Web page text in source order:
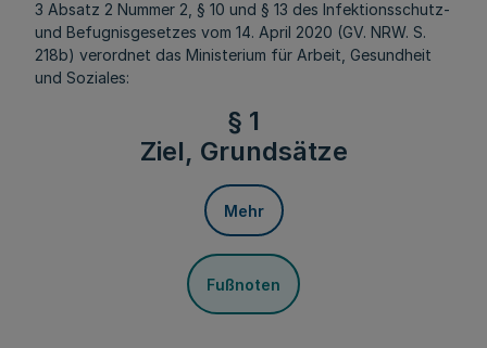
3 Absatz 2 Nummer 2, § 10 und § 13 des Infektionsschutz-
und Befugnisgesetzes vom 14. April 2020 (GV. NRW. S.
218b) verordnet das Ministerium für Arbeit, Gesundheit
und Soziales:
§ 1
Ziel, Grundsätze
Mehr
Fußnoten